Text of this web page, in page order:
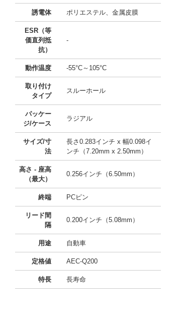
誘電体 ポリエステル、金属皮膜
ESR（等
価直列抵
抗）
-
動作温度 -55°C～105°C
取り付け
タイプ
スルーホール
パッケー
ジ/ケース
ラジアル
サイズ/寸
法
長さ0.283インチ x 幅0.098イ
ンチ（7.20mm x 2.50mm）
高さ - 座高
（最大）
0.256インチ（6.50mm）
終端 PCピン
リード間
隔
0.200インチ（5.08mm）
用途 自動車
定格値 AEC-Q200
特長 長寿命